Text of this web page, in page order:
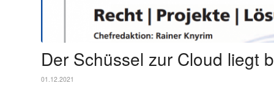
Der Schüssel zur Cloud liegt
01.12.2021